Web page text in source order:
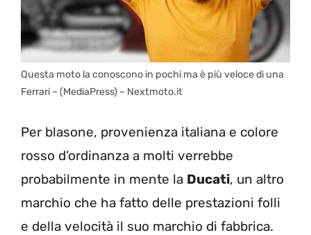
Questa moto la conoscono in pochi ma è più veloce di una
Ferrari – (MediaPress) – Nextmoto.it
Per blasone, provenienza italiana e colore
rosso d’ordinanza a molti verrebbe
probabilmente in mente la Ducati, un altro
marchio che ha fatto delle prestazioni folli
e della velocità il suo marchio di fabbrica.